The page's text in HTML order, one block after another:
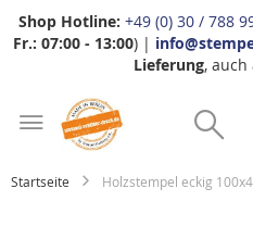
Shop Hotline: +49 (0) 30 / 788
Fr.: 07:00 - 13:00) |
Lieferung, auch
Startseite Holzstempel eckig